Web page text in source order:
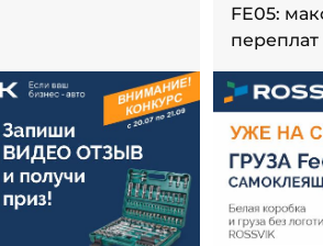
FE05:
переплат